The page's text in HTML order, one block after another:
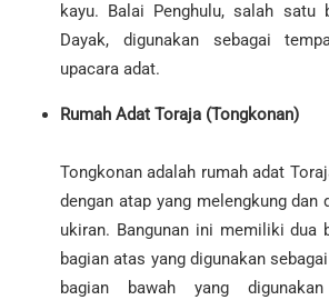
kayu. Balai Penghulu, salah satu
Dayak, digunakan sebagai
upacara adat.
Rumah Adat Toraja (Tongkonan)
Tongkonan adalah rumah adat
dengan atap yang melengkung dan
ukiran. Bangunan ini memiliki dua
bagian atas yang digunakan
bagian bawah yang